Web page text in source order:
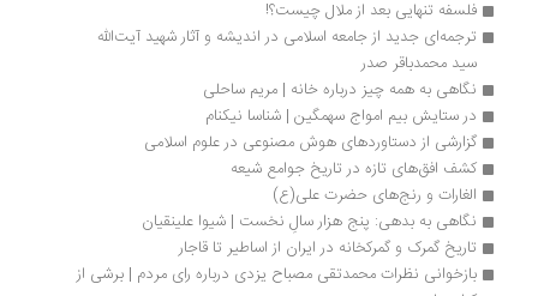
فلسفه تنهایی بعد از ملال چیست؟!
ترجمه‌ای جدید از جامعه اسلامی در اندیشه و آثار شهید آیت‌الله
سید محمدباقر صدر
نگاهی به همه چیز درباره خانه | مریم ساحلی
در ستایش بیم امواج سهمگین | شناسا نیکنام
گزارشی از دستاوردهای هوش مصنوعی در علوم اسلامی
کشف افق‌های تازه در تاریخ جوامع شیعه
الغارات و رنج‌های حضرت علی(ع)
نگاهی به بدهی: پنج هزار سالِ نخست | شیوا علینقیان
تاریخ گمرک و گمرکخانه در ایران از اساطیر تا قاجار
بازخوانی نظرات محمدتقی مصباح یزدی درباره رای مردم | برشی از